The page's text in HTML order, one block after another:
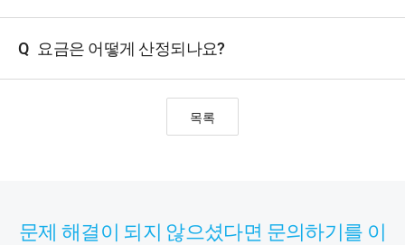
Q 요금은 어떻게 산정되나요?
목록
문제 해결이 되지 않으셨다면 문의하기를 이